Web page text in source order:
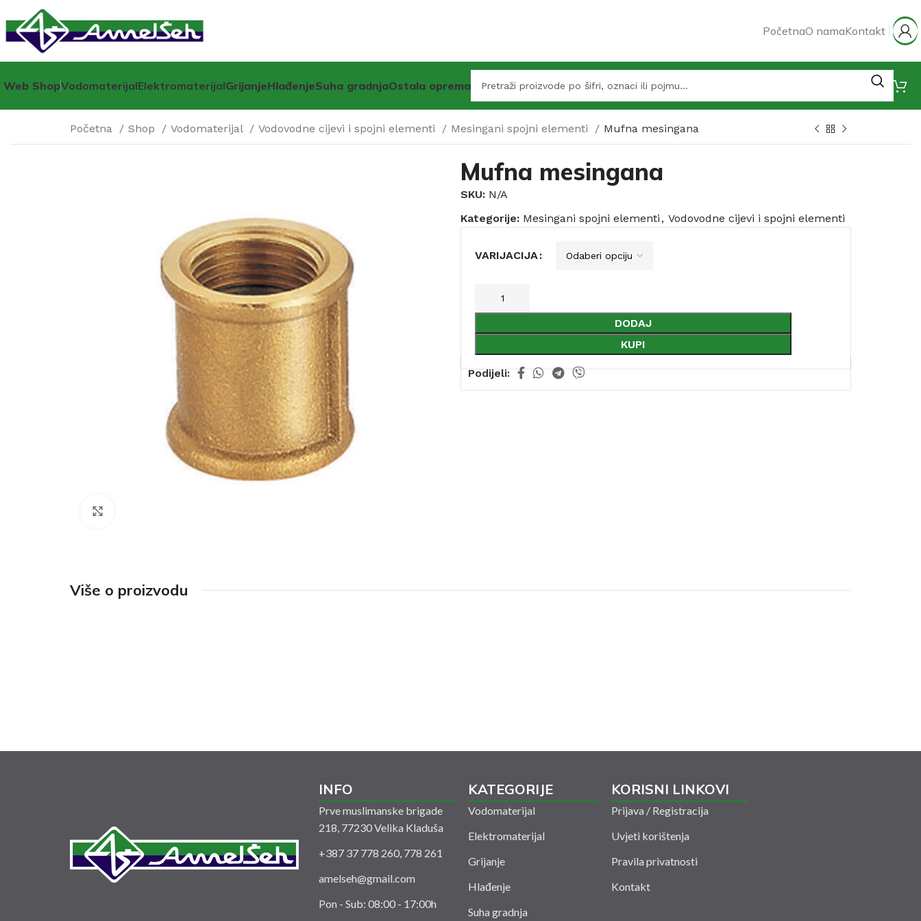
PočetnaO namaKontakt
Web ShopVodomaterijalElektromaterijalGrijanjeHlađenjeSuha gradnjaOstala oprema
Početna Shop Vodomaterijal Vodovodne cijevi i spojni elementi Mesingani spojni elementi Mufna mesingana
Mufna mesingana
SKU: N/A
Kategorije: Mesingani spojni elementi , Vodovodne cijevi i spojni elementi
VARIJACIJA
DODAJ
KUPI
Podijeli:
Više o proizvodu
INFO
Prve muslimanske brigade
218, 77230 Velika Kladuša
+387 37 778 260, 778 261
amelseh@gmail.com
Pon - Sub: 08:00 - 17:00h
KATEGORIJE
Vodomaterijal
Elektromaterijal
Grijanje
Hlađenje
Suha gradnja
KORISNI LINKOVI
Prijava / Registracija
Uvjeti korištenja
Pravila privatnosti
Kontakt